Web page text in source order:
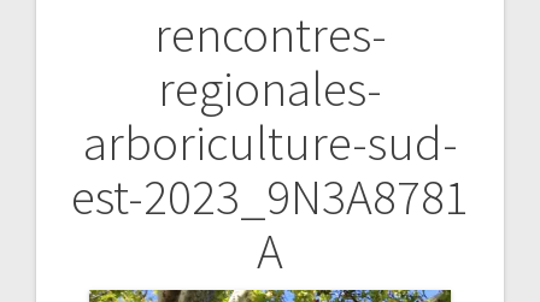
rencontres-
regionales-
arboriculture-sud-
est-2023_9N3A8781
A
Navigation
l’article